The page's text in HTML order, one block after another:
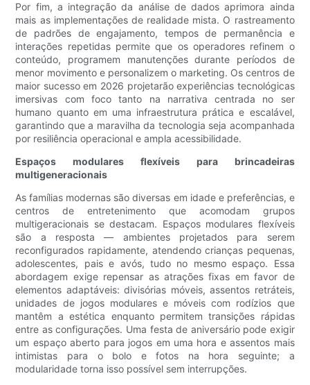
Por fim, a integração da análise de dados aprimora ainda
mais as implementações de realidade mista. O rastreamento
de padrões de engajamento, tempos de permanência e
interações repetidas permite que os operadores refinem o
conteúdo, programem manutenções durante períodos de
menor movimento e personalizem o marketing. Os centros de
maior sucesso em 2026 projetarão experiências tecnológicas
imersivas com foco tanto na narrativa centrada no ser
humano quanto em uma infraestrutura prática e escalável,
garantindo que a maravilha da tecnologia seja acompanhada
por resiliência operacional e ampla acessibilidade.
Espaços modulares flexíveis para brincadeiras
multigeneracionais
As famílias modernas são diversas em idade e preferências, e
centros de entretenimento que acomodam grupos
multigeracionais se destacam. Espaços modulares flexíveis
são a resposta — ambientes projetados para serem
reconfigurados rapidamente, atendendo crianças pequenas,
adolescentes, pais e avós, tudo no mesmo espaço. Essa
abordagem exige repensar as atrações fixas em favor de
elementos adaptáveis: divisórias móveis, assentos retráteis,
unidades de jogos modulares e móveis com rodízios que
mantêm a estética enquanto permitem transições rápidas
entre as configurações. Uma festa de aniversário pode exigir
um espaço aberto para jogos em uma hora e assentos mais
intimistas para o bolo e fotos na hora seguinte; a
modularidade torna isso possível sem interrupções.